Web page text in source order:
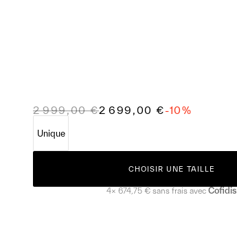
2 999,00 €2 699,00 €-10%
Unique
CHOISIR UNE TAILLE
4× 674,75 € sans frais avec Cofidis